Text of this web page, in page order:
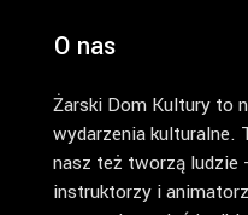
O nas
Żarski Dom Kultury to
wydarzenia kulturalne.
nasz też tworzą ludzie
instruktorzy i